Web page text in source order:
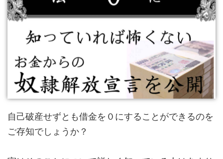
自己破産せずとも借金を０にすることができるのを
ご存知でしょうか？